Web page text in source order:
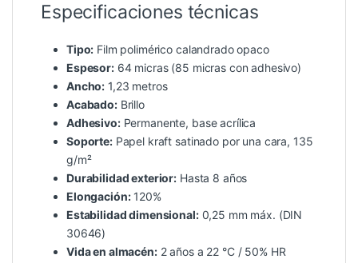
Especificaciones técnicas
Tipo: Film polimérico calandrado opaco
Espesor:64 micras (85 micras con adhesivo)
Ancho: 1,23 metros
Acabado:Brillo
Adhesivo:Permanente, base acrílica
Soporte:Papel kraft satinado por una cara, 135
g/m²
Durabilidad exterior: Hasta 8 años
Elongación:120%
Estabilidad dimensional:0,25 mm máx. (DIN
30646)
Vida en almacén:2 años a 22 °C / 50% HR